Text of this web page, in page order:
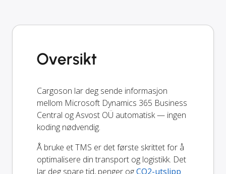
Oversikt
Cargoson lar deg sende informasjon
mellom Microsoft Dynamics 365 Business
Central og Asvost OÜ automatisk — ingen
koding nødvendig.
Å bruke et TMS er det første skrittet for å
optimalisere din transport og logistikk. Det
lar deg spare tid, penger ogCO2-utslipp